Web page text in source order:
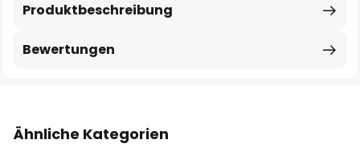
Produktbeschreibung
Bewertungen
Ähnliche Kategorien